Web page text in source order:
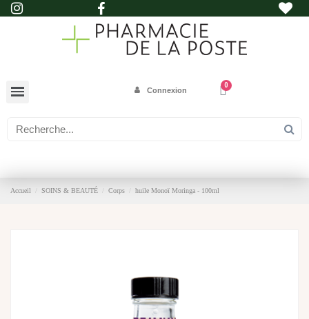
Connexion
Accueil SOINS & BEAUTÉ Corps huile Monoï Moringa - 100ml